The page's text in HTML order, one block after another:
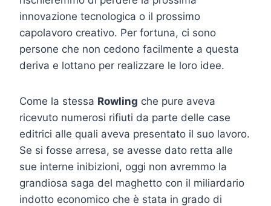
innovazione tecnologica o il prossimo
capolavoro creativo. Per fortuna, ci sono
persone che non cedono facilmente a questa
deriva e lottano per realizzare le loro idee.
Come la stessa Rowling che pure aveva
ricevuto numerosi rifiuti da parte delle case
editrici alle quali aveva presentato il suo lavoro.
Se si fosse arresa, se avesse dato retta alle
sue interne inibizioni, oggi non avremmo la
grandiosa saga del maghetto con il miliardario
indotto economico che è stata in grado di